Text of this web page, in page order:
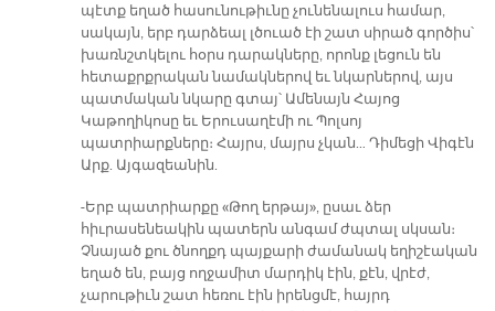
պէտք եղած հասունութիւնը չունենալուս համար,
սակայն, երբ դարձեալ լծուած էի շատ սիրած գործիս՝
խառնշտկելու հօրս դարակները, որոնք լեցուն են
հետաքրքրական նամակներով եւ նկարներով, այս
պատմական նկարը գտայ՝ Ամենայն Հայոց
Կաթողիկոսը եւ Երուսաղէմի ու Պոլսոյ
պատրիարքները։ Հայրս, մայրս չկան… Դիմեցի Վիգէն
Արք. Այգազեանին.
-Երբ պատրիարքը «Թող երթայ», ըսաւ ձեր
հիւրասենեակին պատերն անգամ ժպտալ սկսան։
Չնայած քու ծնողքդ պայքարի ժամանակ եղիշէական
եղած են, բայց ողջամիտ մարդիկ էին, քէն, վրէժ,
չարութիւն շատ հեռու էին իրենցմէ, հայրդ